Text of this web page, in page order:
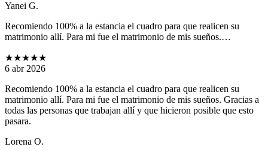
Yanei G.
Recomiendo 100% a la estancia el cuadro para que realicen su
matrimonio allí. Para mi fue el matrimonio de mis sueños.…
★★★★★
6 abr 2026
Recomiendo 100% a la estancia el cuadro para que realicen su
matrimonio allí. Para mi fue el matrimonio de mis sueños. Gracias a
todas las personas que trabajan allí y que hicieron posible que esto
pasara.
Lorena O.